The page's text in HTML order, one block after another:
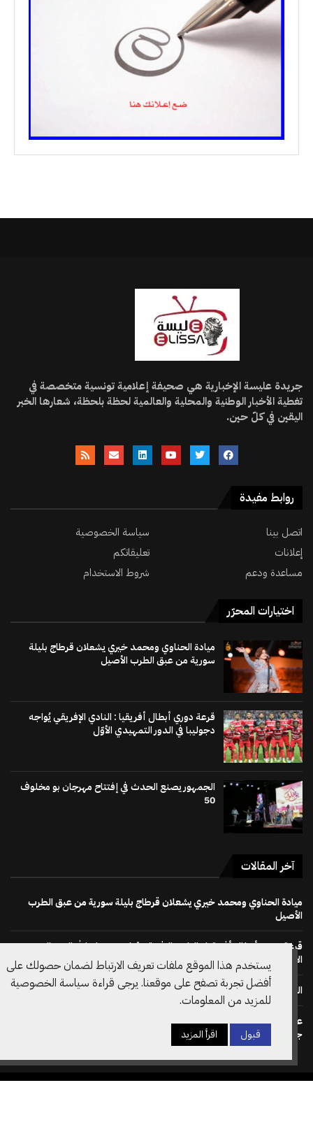
جريدة عليسة الإخبارية هي صحيفة إعلامية تونسية متخصصة في
تغطية الأخبار الوطنية والمحلية والعالمية لحظة بلحظة، شعارها الخبر
اليقين في كلّ حين.
روابط مفيدة
اتصل بينا
سياسة الخصوصية
إعلانات
تعليقاتكم
مساعدة ودعم
شروط الاستخدام
اختيارات المحرّر
ميادة الحناوي ومحمد خيري يشعلان قرطاج بليلة
سورية من عبق الطرب الأصيل
قرعة دوري أبطال أفريقيا : النادي الإفريقي يُواجه
دجوليبا في الدور التمهيدي الأوّل
الجمهور يصنع الحدث في إفتتاح مهرجان بو مخلوف
50
آخر المقالات
ميادة الحناوي ومحمد خيري يشعلان قرطاج بليلة سورية من عبق الطرب
الأصيل
قرعة دوري أبطال أفريقيا : النادي الإفريقي يُواجه دجوليبا في الدور التمهيدي
الأوّل
الجمهور يصنع الحدث في إفتتاح مهرجان بو مخلوف 50
على خطى نظيره الويلزي: الاتحاد الانقليزي لكرة القدم يسحب دعم ترشح
جياني انفانتينو لرئاسة الفيفا مجددا
يستخدم هذا الموقع ملفات تعريف الارتباط لضمان حصولك على
أفضل تجربة تصفح على موقعنا. يرجى قراءة سياسة الخصوصية
للمزيد من المعلومات.
قبول اقرأ المزيد